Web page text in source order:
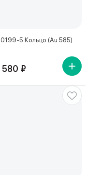
5 Кольцо (Au 585)
580 ₽